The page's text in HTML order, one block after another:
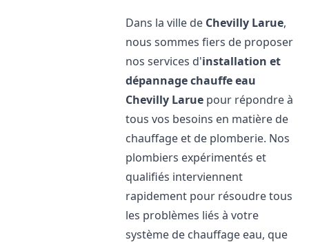
Dans la ville de Chevilly Larue,
nous sommes fiers de proposer
nos services d'installation et
dépannage chauffe eau
Chevilly Larue pour répondre à
tous vos besoins en matière de
chauffage et de plomberie. Nos
plombiers expérimentés et
qualifiés interviennent
rapidement pour résoudre tous
les problèmes liés à votre
système de chauffage eau, que